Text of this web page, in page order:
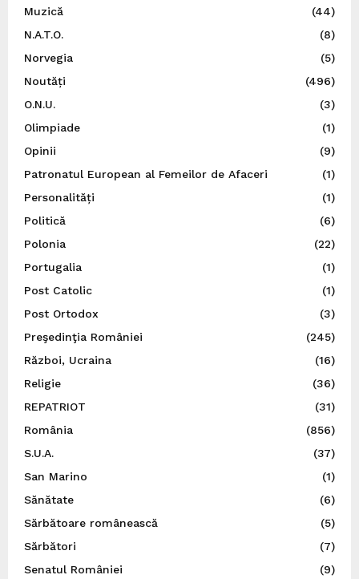
Muzică
(44)
N.A.T.O.
(8)
Norvegia
(5)
Noutăți
(496)
O.N.U.
(3)
Olimpiade
(1)
Opinii
(9)
Patronatul European al Femeilor de Afaceri
(1)
Personalități
(1)
Politică
(6)
Polonia
(22)
Portugalia
(1)
Post Catolic
(1)
Post Ortodox
(3)
Preşedinţia României
(245)
Război, Ucraina
(16)
Religie
(36)
REPATRIOT
(31)
România
(856)
S.U.A.
(37)
San Marino
(1)
Sănătate
(6)
Sărbătoare românească
(5)
Sărbători
(7)
Senatul României
(9)